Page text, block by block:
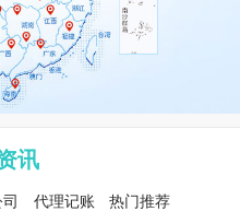
讯
代理记账 热门推荐